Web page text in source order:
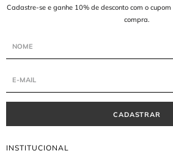
Cadastre-se e ganhe 10% de desconto com o
compra.
CADASTRAR
INSTITUCIONAL